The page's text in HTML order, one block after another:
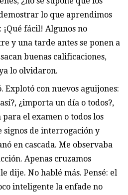
lo que aprendimos
fácil! Algunos no
y una tarde antes se ponen a
buenas calificaciones,
lo olvidaron.
Explotó con nuevos aguijones:
¿importa un día o todos?,
el examen o todos los
signos de interrogación y
en cascada. Me observaba
Apenas cruzamos
dije. No hablé más. Pensé: el
inteligente la enfade no